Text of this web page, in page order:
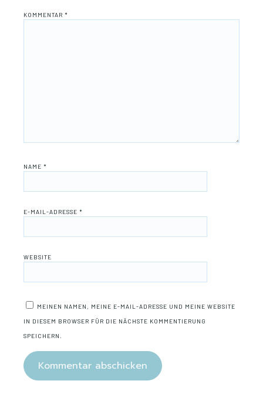
KOMMENTAR *
NAME *
E-MAIL-ADRESSE *
WEBSITE
MEINEN NAMEN, MEINE E-MAIL-ADRESSE UND MEINE WEBSITE
IN DIESEM BROWSER FÜR DIE NÄCHSTE KOMMENTIERUNG
SPEICHERN.